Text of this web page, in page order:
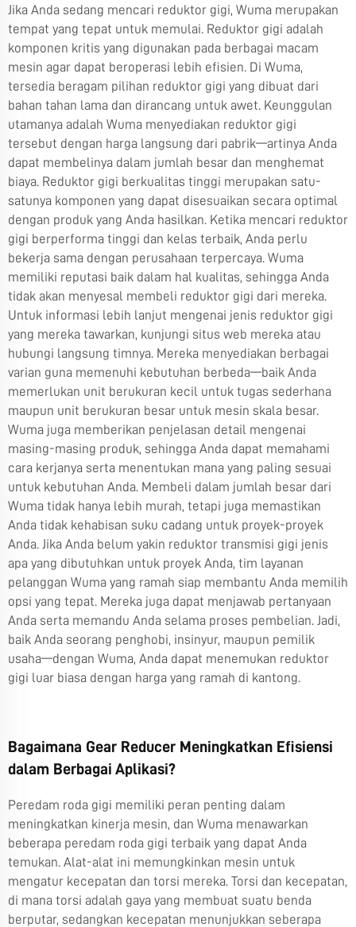
Jika Anda sedang mencari reduktor gigi, Wuma merupakan
tempat yang tepat untuk memulai. Reduktor gigi adalah
komponen kritis yang digunakan pada berbagai macam
mesin agar dapat beroperasi lebih efisien. Di Wuma,
tersedia beragam pilihan reduktor gigi yang dibuat dari
bahan tahan lama dan dirancang untuk awet. Keunggulan
utamanya adalah Wuma menyediakan reduktor gigi
tersebut dengan harga langsung dari pabrik—artinya Anda
dapat membelinya dalam jumlah besar dan menghemat
biaya. Reduktor gigi berkualitas tinggi merupakan satu-
satunya komponen yang dapat disesuaikan secara optimal
dengan produk yang Anda hasilkan. Ketika mencari reduktor
gigi berperforma tinggi dan kelas terbaik, Anda perlu
bekerja sama dengan perusahaan terpercaya. Wuma
memiliki reputasi baik dalam hal kualitas, sehingga Anda
tidak akan menyesal membeli reduktor gigi dari mereka.
Untuk informasi lebih lanjut mengenai jenis reduktor gigi
yang mereka tawarkan, kunjungi situs web mereka atau
hubungi langsung timnya. Mereka menyediakan berbagai
varian guna memenuhi kebutuhan berbeda—baik Anda
memerlukan unit berukuran kecil untuk tugas sederhana
maupun unit berukuran besar untuk mesin skala besar.
Wuma juga memberikan penjelasan detail mengenai
masing-masing produk, sehingga Anda dapat memahami
cara kerjanya serta menentukan mana yang paling sesuai
untuk kebutuhan Anda. Membeli dalam jumlah besar dari
Wuma tidak hanya lebih murah, tetapi juga memastikan
Anda tidak kehabisan suku cadang untuk proyek-proyek
Anda. Jika Anda belum yakin reduktor transmisi gigi jenis
apa yang dibutuhkan untuk proyek Anda, tim layanan
pelanggan Wuma yang ramah siap membantu Anda memilih
opsi yang tepat. Mereka juga dapat menjawab pertanyaan
Anda serta memandu Anda selama proses pembelian. Jadi,
baik Anda seorang penghobi, insinyur, maupun pemilik
usaha—dengan Wuma, Anda dapat menemukan reduktor
gigi luar biasa dengan harga yang ramah di kantong.
Bagaimana Gear Reducer Meningkatkan Efisiensi
dalam Berbagai Aplikasi?
Peredam roda gigi memiliki peran penting dalam
meningkatkan kinerja mesin, dan Wuma menawarkan
beberapa peredam roda gigi terbaik yang dapat Anda
temukan. Alat-alat ini memungkinkan mesin untuk
mengatur kecepatan dan torsi mereka. Torsi dan kecepatan,
di mana torsi adalah gaya yang membuat suatu benda
berputar, sedangkan kecepatan menunjukkan seberapa